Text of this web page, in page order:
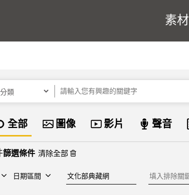
素材
關鍵字
資料類型
全部 圖像 影片 聲音
清除全部
日期區間 建檔單位 排除關鍵字